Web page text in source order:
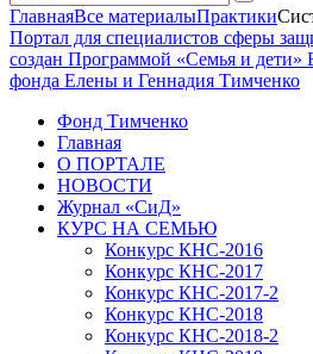
ГлавнаяВсе материалыПрактики
Портал для специалистов сферы
создан Программой «Семья и дети»
фонда Елены и Геннадия Тимченко
Фонд Тимченко
Главная
О ПОРТАЛЕ
НОВОСТИ
Журнал «СиД»
КУРС НА СЕМЬЮ
Конкурс КНС-2016
Конкурс КНС-2017
Конкурс КНС-2017-2
Конкурс КНС-2018
Конкурс КНС-2018-2